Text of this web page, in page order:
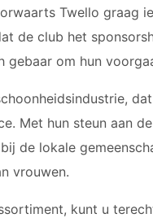
Twello graag
de club het
om hun
Met hun steun aan
de lokale
vrouwen.
kunt u